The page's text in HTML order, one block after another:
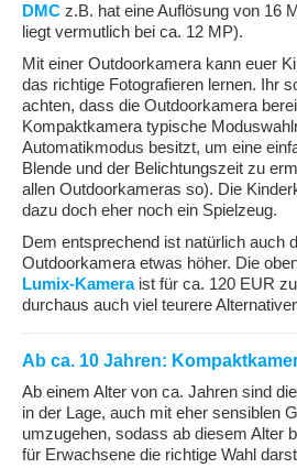
DMC z.B. hat eine Auflösung von 16
liegt vermutlich bei ca. 12 MP).
Mit einer Outdoorkamera kann euer
das richtige Fotografieren lernen. Ihr
achten, dass die Outdoorkamera
Kompaktkamera typische
Automatikmodus besitzt, um eine
Blende und der Belichtungszeit zu
allen Outdoorkameras so). Die
dazu doch eher noch ein Spielzeug.
Dem entsprechend ist natürlich auch
Outdoorkamera etwas höher. Die
Lumix-Kameraist für ca. 120 EUR
durchaus auch viel teurere
Ab ca. 10 Jahren:
Ab einem Alter von ca. Jahren sind
in der Lage, auch mit eher sensiblen
umzugehen, sodass ab diesem Alter
für Erwachsene die richtige Wahl